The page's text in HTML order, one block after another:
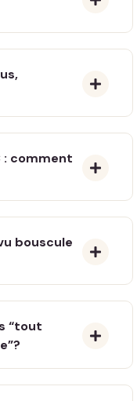
: comment
bouscule
“tout